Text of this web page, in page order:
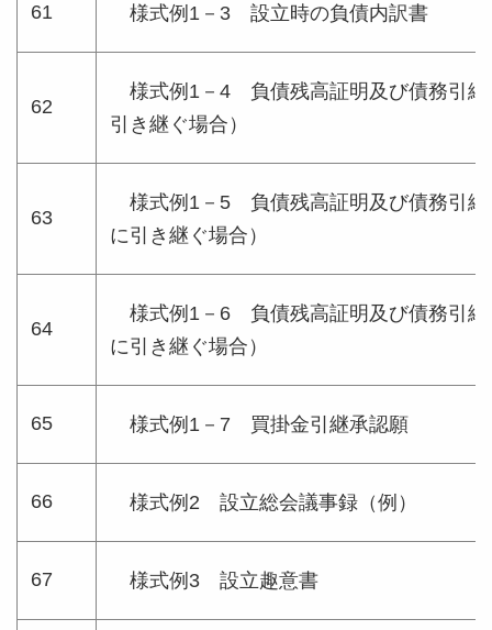
61 様式例1－3 設立時の負債内訳書
62
様式例1－4 負債残高証明及び債務引継
引き継ぐ場合）
63
様式例1－5 負債残高証明及び債務引継
に引き継ぐ場合）
64
様式例1－6 負債残高証明及び債務引継
に引き継ぐ場合）
65 様式例1－7 買掛金引継承認願
66 様式例2 設立総会議事録（例）
67 様式例3 設立趣意書